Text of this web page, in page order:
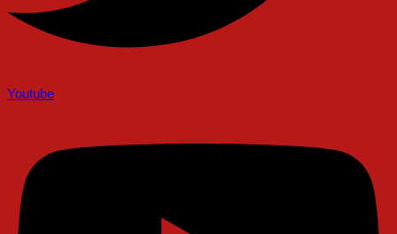
Youtube